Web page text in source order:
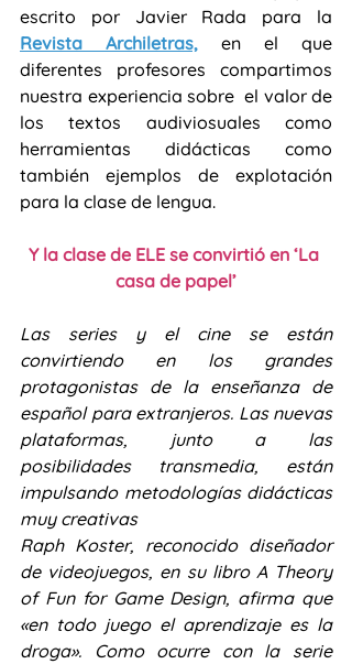
Revista Archiletras,
en el que
diferentes profesores compartimos
nuestra experiencia sobre  el valor de
los textos audiviosuales como
herramientas didácticas como
también ejemplos de explotación
para la clase de lengua.
Y la clase de ELE se convirtió en ‘La
casa de papel’
Las series y el cine se están
convirtiendo en los grandes
protagonistas de la enseñanza de
español para extranjeros. Las nuevas
plataformas, junto a las
posibilidades transmedia, están
impulsando metodologías didácticas
muy creativas
Raph Koster, reconocido diseñador
de videojuegos, en su libro A Theory
of Fun for Game Design, afirma que
«en todo juego el aprendizaje es la
droga». Como ocurre con la serie